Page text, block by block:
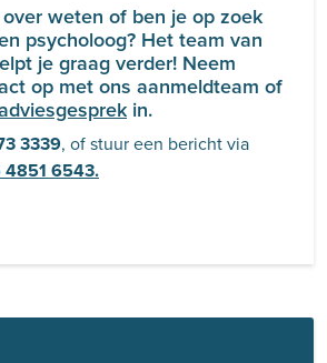
weten of ben je op zoek
psycholoog? Het team van
je graag verder! Neem
op met ons aanmeldteam of
in.
3339, of stuur een bericht via
4851 6543.